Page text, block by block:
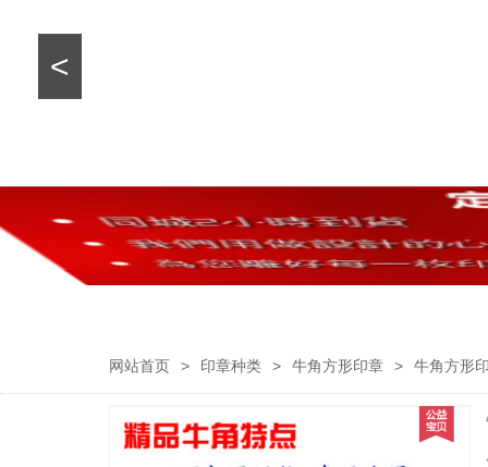
<
网站首页 > 印章种类 > 牛角方形印章 > 牛角方形